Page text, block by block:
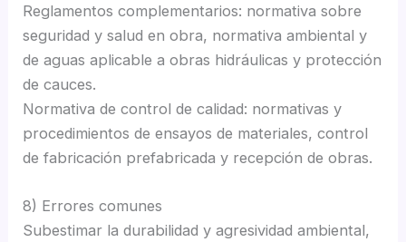
Reglamentos complementarios: normativa sobre
seguridad y salud en obra, normativa ambiental y
de aguas aplicable a obras hidráulicas y protección
de cauces.
Normativa de control de calidad: normativas y
procedimientos de ensayos de materiales, control
de fabricación prefabricada y recepción de obras.
8) Errores comunes
Subestimar la durabilidad y agresividad ambiental,